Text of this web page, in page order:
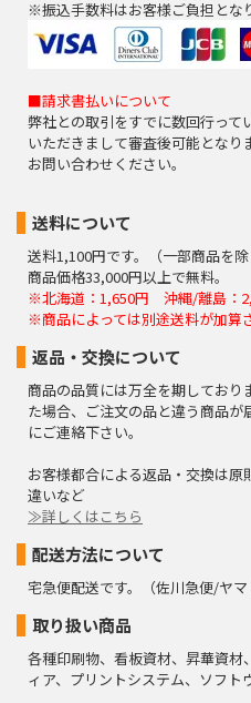
※振込手数料はお客様ご負担とな
■請求書払いについて
弊社との取引をすでに数回行って
いただきまして審査後可能となり
お問い合わせください。
送料について
送料1,100円です。（一部商品を除
商品価格33,000円以上で無料。
※北海道：1,650円 沖縄/離島：
※商品によっては別途送料が加算
返品・交換について
商品の品質には万全を期してお
た場合、ご注文の品と違う商品
にご連絡下さい。
お客様都合による返品・交換は
違いなど
≫詳しくはこちら
配送方法について
宅急便配送です。（佐川急便/ヤ
取り扱い商品
各種印刷物、看板資材、昇華資
ィア、プリントシステム、ソフト